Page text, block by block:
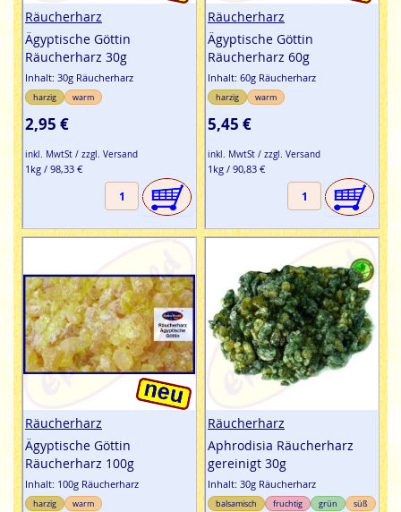
Räucherharz
Ägyptische Göttin
Räucherharz 30g
Inhalt: 30g Räucherharz
harzig warm
2,95 €
inkl. MwtSt / zzgl. Versand
1kg / 98,33 €
Räucherharz
Ägyptische Göttin
Räucherharz 60g
Inhalt: 60g Räucherharz
harzig warm
5,45 €
inkl. MwtSt / zzgl. Versand
1kg / 90,83 €
Räucherharz
Ägyptische Göttin
Räucherharz 100g
Inhalt: 100g Räucherharz
harzig warm
Räucherharz
Aphrodisia Räucherharz
gereinigt 30g
Inhalt: 30g Räucherharz
balsamisch fruchtig grün süß